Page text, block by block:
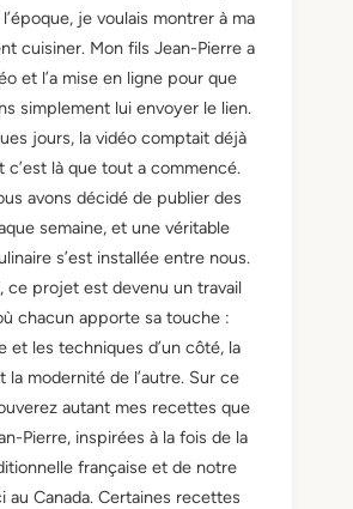
je voulais montrer à ma
cuisiner. Mon fils Jean-Pierre a
et l’a mise en ligne pour que
simplement lui envoyer le lien.
jours, la vidéo comptait déjà
c’est là que tout a commencé.
avons décidé de publier des
semaine, et une véritable
s’est installée entre nous.
ce projet est devenu un travail
chacun apporte sa touche :
et les techniques d’un côté, la
la modernité de l’autre. Sur ce
autant mes recettes que
Pierre, inspirées à la fois de la
française et de notre
au Canada. Certaines recettes